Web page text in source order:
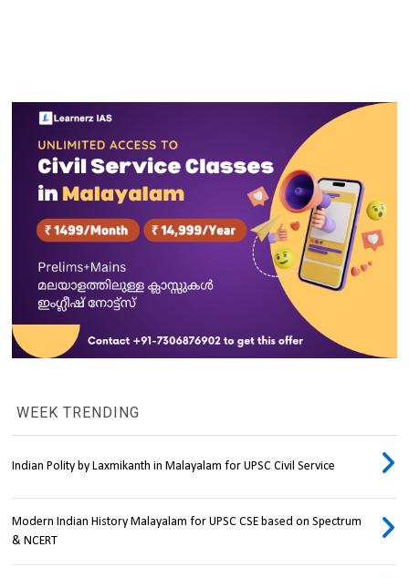
WEEK TRENDING
Indian Polity by Laxmikanth in Malayalam for UPSC Civil Service
Modern Indian History Malayalam for UPSC CSE based on Spectrum
& NCERT